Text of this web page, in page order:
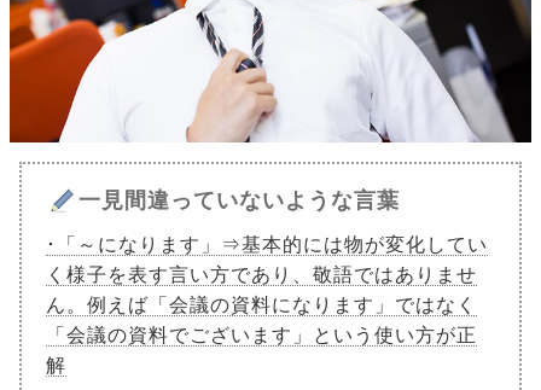
一見間違っていないような言葉
･「～になります」⇒基本的には物が変化してい
く様子を表す言い方であり、敬語ではありませ
ん。例えば「会議の資料になります」ではなく
「会議の資料でございます」という使い方が正
解